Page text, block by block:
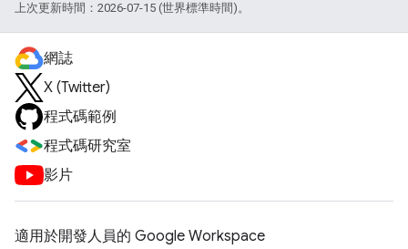
上次更新時間：2026-07-15 (世界標準時間)。
網誌
X (Twitter)
程式碼範例
程式碼研究室
影片
適用於開發人員的 Google Workspace